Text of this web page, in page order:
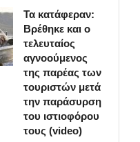
Τα κατάφεραν:
Βρέθηκε και ο
τελευταίος
αγνοούμενος
της παρέας των
τουριστών μετά
την παράσυρση
του ιστιοφόρου
τους (video)